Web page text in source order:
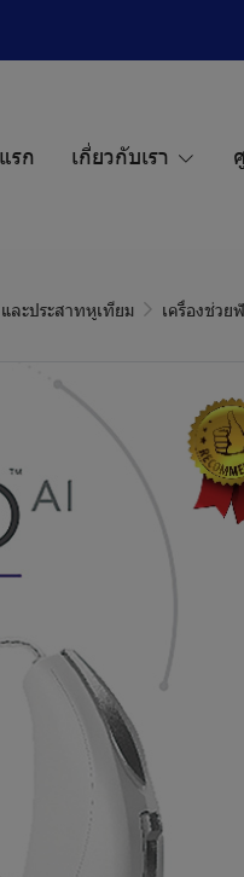
รก เกี่ยวกับเรา
ละประสาทหูเทียม เครื่องช่วย